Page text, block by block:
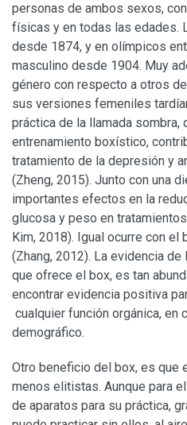
personas de ambos sexos,
físicas y en todas las edades.
desde 1874, y en olímpicos
masculino desde 1904. Muy
género con respecto a otros
sus versiones femeniles
práctica de la llamada sombra,
entrenamiento boxístico,
tratamiento de la depresión y
(Zheng, 2015). Junto con una
importantes efectos en la
glucosa y peso en
Kim, 2018). Igual ocurre con
(Zhang, 2012). La evidencia
que ofrece el box, es tan
encontrar evidencia positiva
cualquier función orgánica, en
demográfico.
Otro beneficio del box, es que
menos elitistas. Aunque para
de aparatos para su práctica,